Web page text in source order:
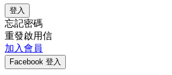
忘記密碼
重發啟用信
加入會員